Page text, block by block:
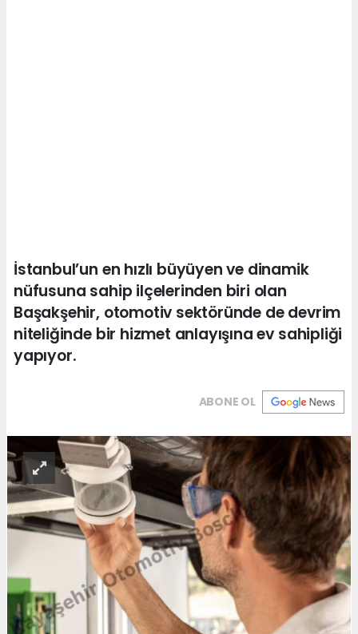
İstanbul’un en hızlı büyüyen ve dinamik
nüfusuna sahip ilçelerinden biri olan
Başakşehir, otomotiv sektöründe de devrim
niteliğinde bir hizmet anlayışına ev sahipliği
yapıyor.
ABONE OL